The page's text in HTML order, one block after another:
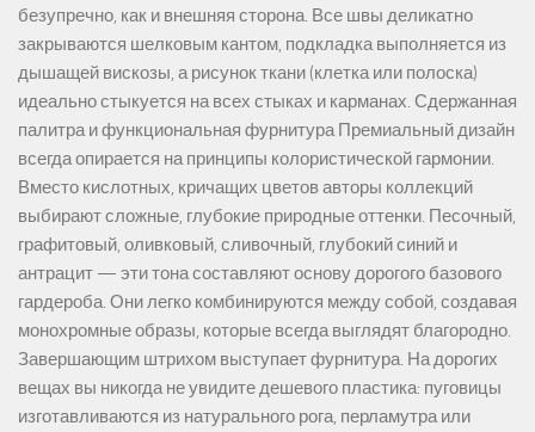
безупречно, как и внешняя сторона. Все швы деликатно
закрываются шелковым кантом, подкладка выполняется из
дышащей вискозы, а рисунок ткани (клетка или полоска)
идеально стыкуется на всех стыках и карманах. Сдержанная
палитра и функциональная фурнитура Премиальный дизайн
всегда опирается на принципы колористической гармонии.
Вместо кислотных, кричащих цветов авторы коллекций
выбирают сложные, глубокие природные оттенки. Песочный,
графитовый, оливковый, сливочный, глубокий синий и
антрацит — эти тона составляют основу дорогого базового
гардероба. Они легко комбинируются между собой, создавая
монохромные образы, которые всегда выглядят благородно.
Завершающим штрихом выступает фурнитура. На дорогих
вещах вы никогда не увидите дешевого пластика: пуговицы
изготавливаются из натурального рога, перламутра или